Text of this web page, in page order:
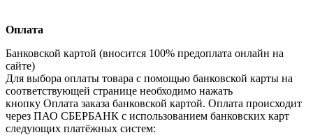
Оплата
Банковской картой (вносится 100% предоплата онлайн на
сайте)
Для выбора оплаты товара с помощью банковской карты на
соответствующей странице необходимо нажать
кнопку Оплата заказа банковской картой. Оплата происходит
через ПАО СБЕРБАНК с использованием банковских карт
следующих платёжных систем: